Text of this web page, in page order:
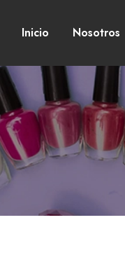
Inicio Nosotros